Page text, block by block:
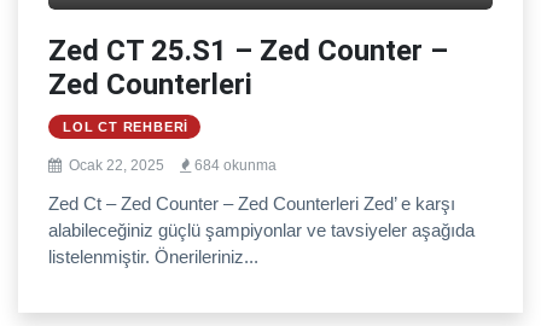
Zed CT 25.S1 – Zed Counter –
Zed Counterleri
LOL CT REHBERI
Ocak 22, 2025 684 okunma
Zed Ct – Zed Counter – Zed Counterleri Zed’ e karşı
alabileceğiniz güçlü şampiyonlar ve tavsiyeler aşağıda
listelenmiştir. Önerileriniz...